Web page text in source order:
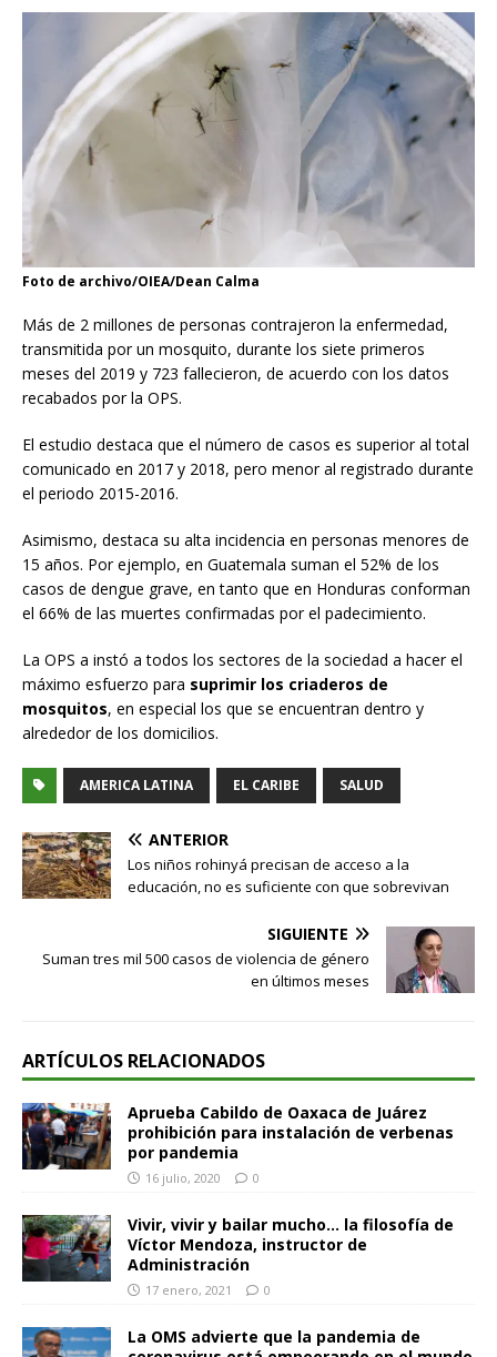
Foto de archivo/OIEA/Dean Calma
Más de 2 millones de personas contrajeron la enfermedad,
transmitida por un mosquito, durante los siete primeros
meses del 2019 y 723 fallecieron, de acuerdo con los datos
recabados por la OPS.
El estudio destaca que el número de casos es superior al total
comunicado en 2017 y 2018, pero menor al registrado durante
el periodo 2015-2016.
Asimismo, destaca su alta incidencia en personas menores de
15 años. Por ejemplo, en Guatemala suman el 52% de los
casos de dengue grave, en tanto que en Honduras conforman
el 66% de las muertes confirmadas por el padecimiento.
La OPS a instó a todos los sectores de la sociedad a hacer el
máximo esfuerzo para suprimir los criaderos de
mosquitos, en especial los que se encuentran dentro y
alrededor de los domicilios.
AMERICA LATINA EL CARIBE SALUD
ANTERIOR
Los niños rohinyá precisan de acceso a la
educación, no es suficiente con que sobrevivan
SIGUIENTE
Suman tres mil 500 casos de violencia de género
en últimos meses
ARTÍCULOS RELACIONADOS
Aprueba Cabildo de Oaxaca de Juárez
prohibición para instalación de verbenas
por pandemia
16 julio, 2020 0
Vivir, vivir y bailar mucho… la filosofía de
Víctor Mendoza, instructor de
Administración
17 enero, 2021 0
La OMS advierte que la pandemia de